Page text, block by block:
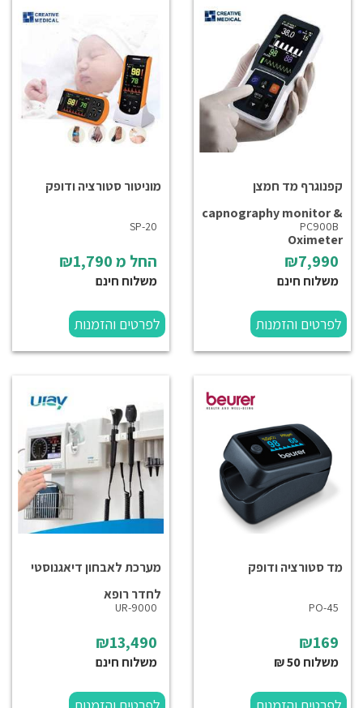
קפנוגרף מד חמצן
capnography monitor &
Oximeter
PC900B
₪7,990
משלוח חינם
לפרטים והזמנות
מוניטור סטורציה ודופק
SP-20
החל מ
משלוח חינם
לפרטים והזמנות
מד סטורציה ודופק
PO-45
₪169
משלוח 50 ₪
מערכת לאבחון דיאגנוסטי
לחדר רופא
UR-9000
₪13,490
משלוח חינם